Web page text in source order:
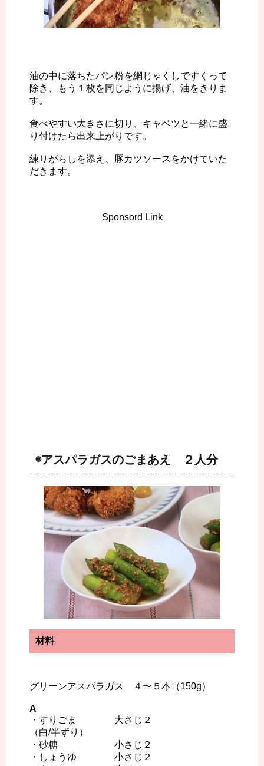
油の中に落ちたパン粉を網じゃくしですくって
除き、もう１枚を同じように揚げ、油をきりま
す。
食べやすい大きさに切り、キャベツと一緒に盛
り付けたら出来上がりです。
練りがらしを添え、豚カツソースをかけていた
だきます。
Sponsord Link
◉アスパラガスのごまあえ ２人分
材料
グリーンアスパラガス ４〜５本（150g）
A
・すりごま 大さじ２
（白/半ずり）
・砂糖 小さじ２
・しょうゆ 小さじ２